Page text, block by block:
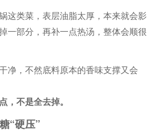
这类菜，表层油脂太厚，本来就会影
一部分，再补一点热汤，整体会顺很
净，不然底料原本的香味支撑又会
，不是全去掉。
“硬压”